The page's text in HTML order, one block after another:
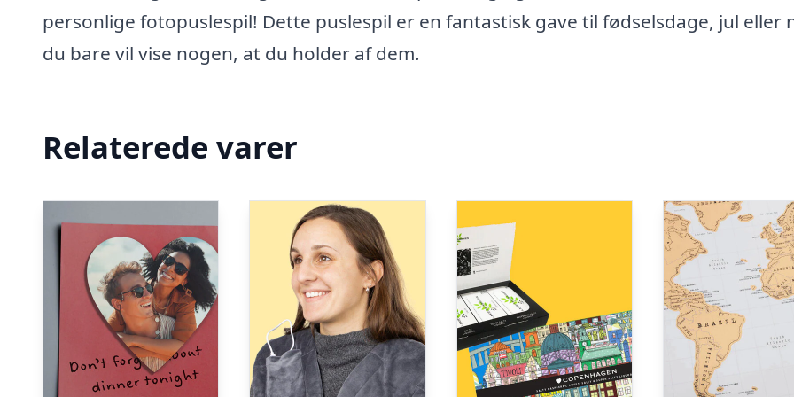
personlige fotopuslespil! Dette puslespil er en fantastisk gave til fødselsdage, jul eller
du bare vil vise nogen, at du holder af dem.
Relaterede varer